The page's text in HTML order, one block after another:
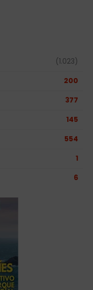
(1.023)
200
377
145
554
1
6